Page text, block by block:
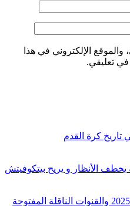
الإلكتروني في هذا
في تعليقي.
الأنظار و يريح بيتكوفيتش